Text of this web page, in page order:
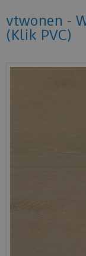
vtwonen -
(Klik PVC)